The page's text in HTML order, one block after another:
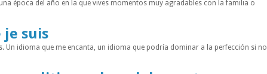
época del año en la que vives momentos muy agradables con la familia o
je suis
idioma que me encanta, un idioma que podría dominar a la perfección si no